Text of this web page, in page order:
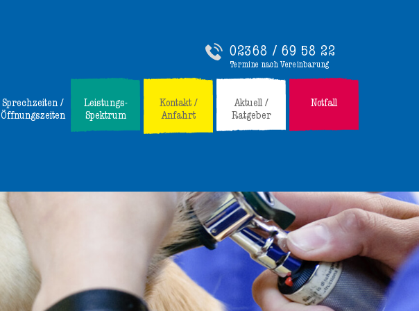
02368 / 69 58 22
Termine nach Vereinbarung
Sprechzeiten /
Öffnungszeiten
Leistungs-
Spektrum
Kontakt /
Anfahrt
Aktuell /
Ratgeber
Notfall